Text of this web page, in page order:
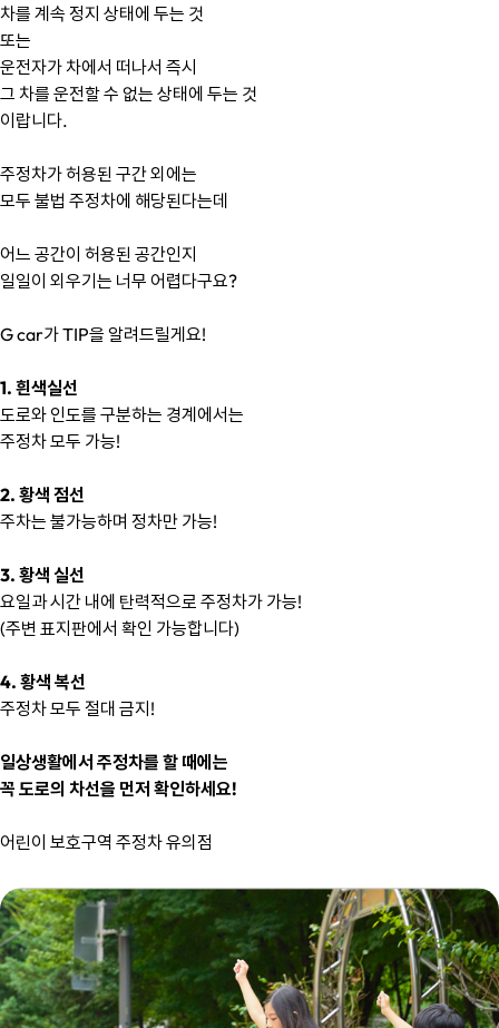
차를 계속 정지 상태에 두는 것
또는
운전자가 차에서 떠나서 즉시
그 차를 운전할 수 없는 상태에 두는 것
이랍니다.
주정차가 허용된 구간 외에는
모두 불법 주정차에 해당된다는데
어느 공간이 허용된 공간인지
일일이 외우기는 너무 어렵다구요?
G car가 TIP을 알려드릴게요!
1. 흰색실선
도로와 인도를 구분하는 경계에서는
주정차 모두 가능!
2. 황색 점선
주차는 불가능하며 정차만 가능!
3. 황색 실선
요일과 시간 내에 탄력적으로 주정차가 가능!
(주변 표지판에서 확인 가능합니다)
4. 황색 복선
주정차 모두 절대 금지!
일상생활에서 주정차를 할 때에는
꼭 도로의 차선을 먼저 확인하세요!
어린이 보호구역 주정차 유의점